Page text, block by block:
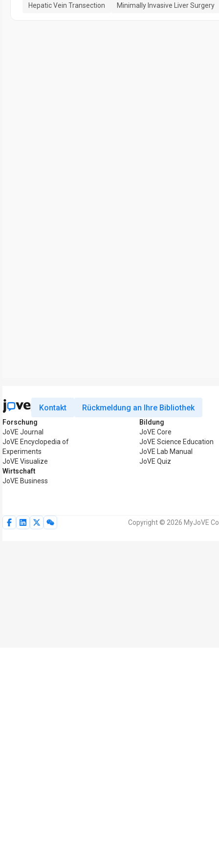
Hepatic Vein Transection
Minimally Invasive Liver Surgery
Kontakt Rückmeldung an Ihre Bibliothek
Forschung
JoVE Journal
JoVE Encyclopedia of
Experiments
JoVE Visualize
Wirtschaft
JoVE Business
Bildung
JoVE Core
JoVE Science Education
JoVE Lab Manual
JoVE Quiz
Copyright © 2026 MyJoVE